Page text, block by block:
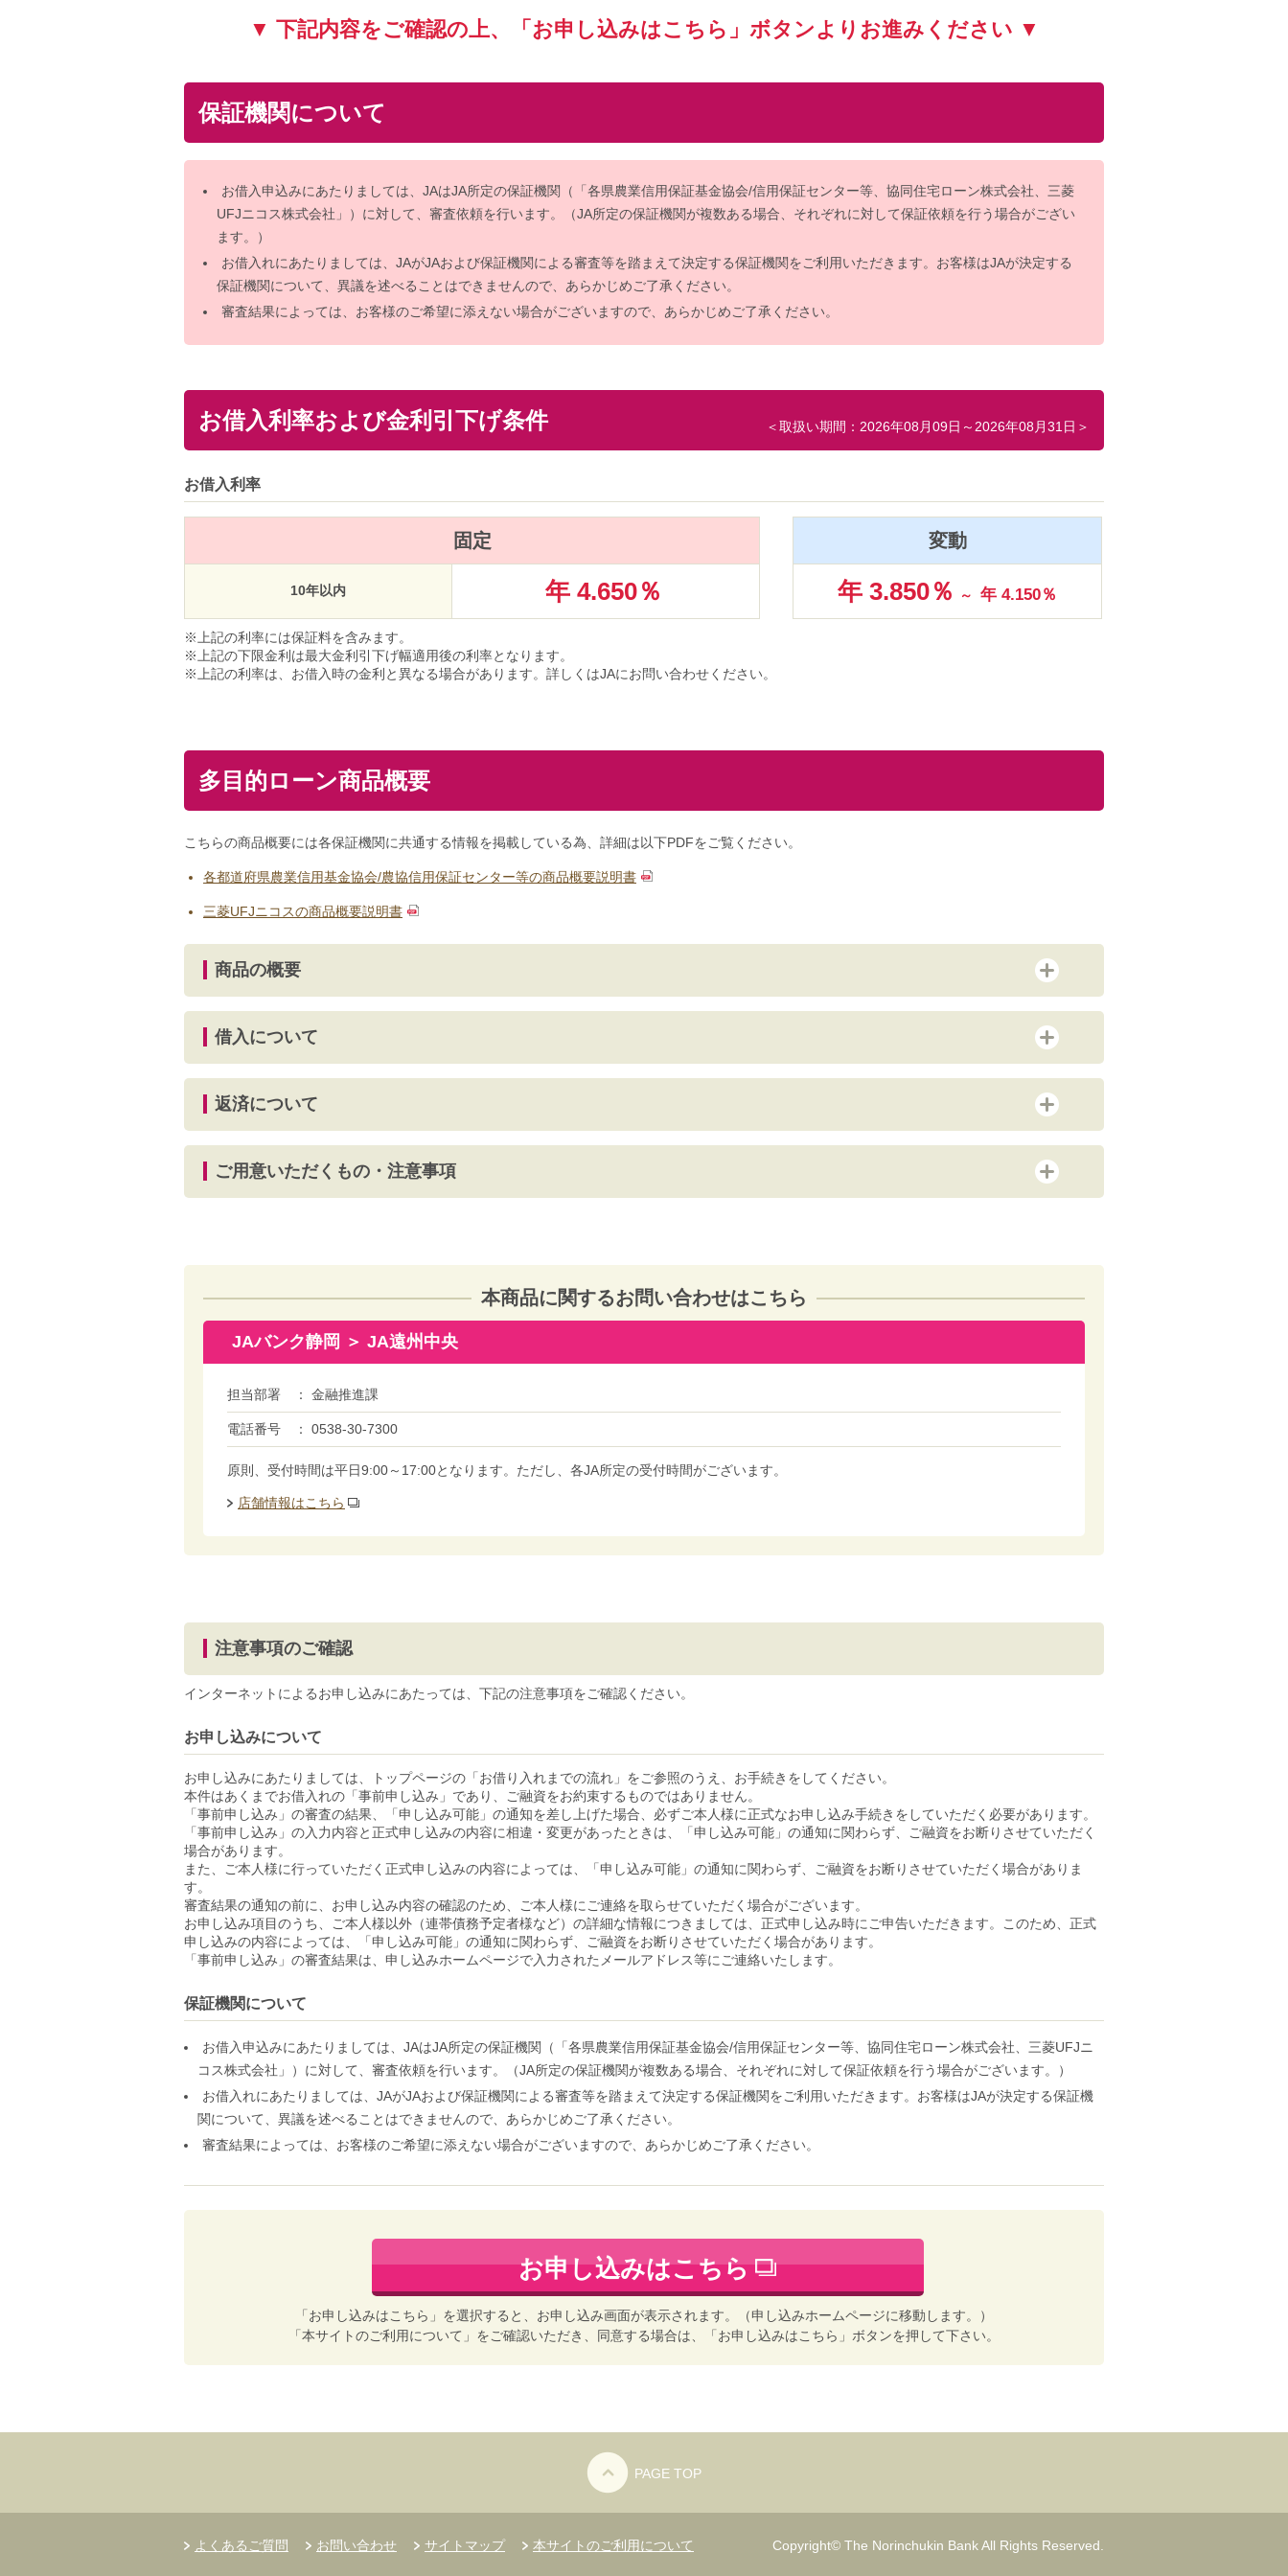
▼ 下記内容をご確認の上、「お申し込みはこちら」ボタンよりお進みください ▼
保証機関について
お借入申込みにあたりましては、JAはJA所定の保証機関（「各県農業信用保証基金協会/信用保証センター等、協同住宅ローン株式会社、三菱
UFJニコス株式会社」）に対して、審査依頼を行います。（JA所定の保証機関が複数ある場合、それぞれに対して保証依頼を行う場合がござい
ます。）
お借入れにあたりましては、JAがJAおよび保証機関による審査等を踏まえて決定する保証機関をご利用いただきます。お客様はJAが決定する
保証機関について、異議を述べることはできませんので、あらかじめご了承ください。
審査結果によっては、お客様のご希望に添えない場合がございますので、あらかじめご了承ください。
お借入利率および金利引下げ条件 ＜取扱い期間：2026年08月09日～2026年08月31日＞
お借入利率
固定 変動
10年以内 年 4.650％ 年 3.850％ ～ 年 4.150％
上記の利率には保証料を含みます。
上記の下限金利は最大金利引下げ幅適用後の利率となります。
上記の利率は、お借入時の金利と異なる場合があります。詳しくはJAにお問い合わせください。
多目的ローン商品概要
こちらの商品概要には各保証機関に共通する情報を掲載している為、詳細は以下PDFをご覧ください。
各都道府県農業信用基金協会/農協信用保証センター等の商品概要説明書
三菱UFJニコスの商品概要説明書
商品の概要
借入について
返済について
ご用意いただくもの・注意事項
本商品に関するお問い合わせはこちら
JAバンク静岡 ＞ JA遠州中央
担当部署 金融推進課
電話番号 0538-30-7300
原則、受付時間は平日9:00～17:00となります。ただし、各JA所定の受付時間がございます。
店舗情報はこちら
注意事項のご確認
インターネットによるお申し込みにあたっては、下記の注意事項をご確認ください。
お申し込みについて
お申し込みにあたりましては、トップページの「お借り入れまでの流れ」をご参照のうえ、お手続きをしてください。
本件はあくまでお借入れの「事前申し込み」であり、ご融資をお約束するものではありません。
「事前申し込み」の審査の結果、「申し込み可能」の通知を差し上げた場合、必ずご本人様に正式なお申し込み手続きをしていただく必要があります。
「事前申し込み」の入力内容と正式申し込みの内容に相違・変更があったときは、「申し込み可能」の通知に関わらず、ご融資をお断りさせていただく
場合があります。
また、ご本人様に行っていただく正式申し込みの内容によっては、「申し込み可能」の通知に関わらず、ご融資をお断りさせていただく場合がありま
す。
審査結果の通知の前に、お申し込み内容の確認のため、ご本人様にご連絡を取らせていただく場合がございます。
お申し込み項目のうち、ご本人様以外（連帯債務予定者様など）の詳細な情報につきましては、正式申し込み時にご申告いただきます。このため、正式
申し込みの内容によっては、「申し込み可能」の通知に関わらず、ご融資をお断りさせていただく場合があります。
「事前申し込み」の審査結果は、申し込みホームページで入力されたメールアドレス等にご連絡いたします。
保証機関について
お借入申込みにあたりましては、JAはJA所定の保証機関（「各県農業信用保証基金協会/信用保証センター等、協同住宅ローン株式会社、三菱UFJニ
コス株式会社」）に対して、審査依頼を行います。（JA所定の保証機関が複数ある場合、それぞれに対して保証依頼を行う場合がございます。）
お借入れにあたりましては、JAがJAおよび保証機関による審査等を踏まえて決定する保証機関をご利用いただきます。お客様はJAが決定する保証機
関について、異議を述べることはできませんので、あらかじめご了承ください。
審査結果によっては、お客様のご希望に添えない場合がございますので、あらかじめご了承ください。
お申し込みはこちら
「お申し込みはこちら」を選択すると、お申し込み画面が表示されます。（申し込みホームページに移動します。）
「本サイトのご利用について」をご確認いただき、同意する場合は、「お申し込みはこちら」ボタンを押して下さい。
PAGE TOP
よくあるご質問 お問い合わせ サイトマップ 本サイトのご利用について Copyright© The Norinchukin Bank All Rights Reserved.